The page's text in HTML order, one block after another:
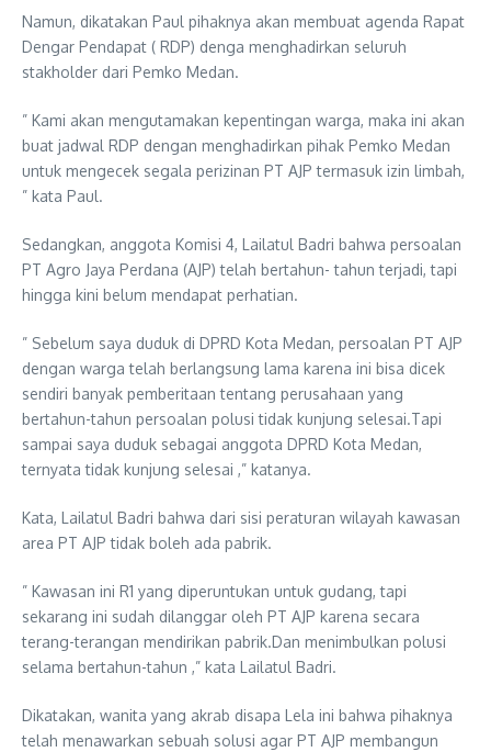
Namun, dikatakan Paul pihaknya akan membuat agenda Rapat
Dengar Pendapat ( RDP) denga menghadirkan seluruh
stakholder dari Pemko Medan.
” Kami akan mengutamakan kepentingan warga, maka ini akan
buat jadwal RDP dengan menghadirkan pihak Pemko Medan
untuk mengecek segala perizinan PT AJP termasuk izin limbah,
” kata Paul.
Sedangkan, anggota Komisi 4, Lailatul Badri bahwa persoalan
PT Agro Jaya Perdana (AJP) telah bertahun- tahun terjadi, tapi
hingga kini belum mendapat perhatian.
” Sebelum saya duduk di DPRD Kota Medan, persoalan PT AJP
dengan warga telah berlangsung lama karena ini bisa dicek
sendiri banyak pemberitaan tentang perusahaan yang
bertahun-tahun persoalan polusi tidak kunjung selesai.Tapi
sampai saya duduk sebagai anggota DPRD Kota Medan,
ternyata tidak kunjung selesai ,” katanya.
Kata, Lailatul Badri bahwa dari sisi peraturan wilayah kawasan
area PT AJP tidak boleh ada pabrik.
” Kawasan ini R1 yang diperuntukan untuk gudang, tapi
sekarang ini sudah dilanggar oleh PT AJP karena secara
terang-terangan mendirikan pabrik.Dan menimbulkan polusi
selama bertahun-tahun ,” kata Lailatul Badri.
Dikatakan, wanita yang akrab disapa Lela ini bahwa pihaknya
telah menawarkan sebuah solusi agar PT AJP membangun